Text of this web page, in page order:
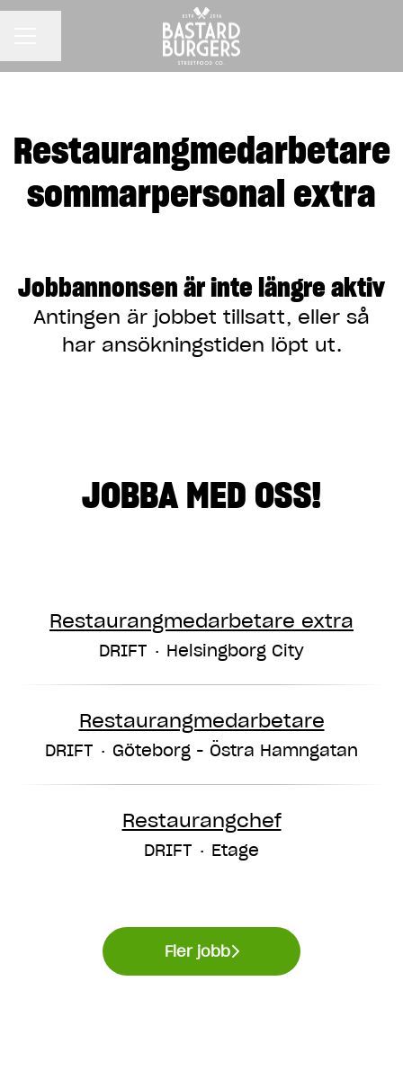
Restaurangmedarbetare
sommarpersonal extra
Jobbannonsen är inte längre aktiv
Antingen är jobbet tillsatt, eller så
har ansökningstiden löpt ut.
JOBBA MED OSS!
Restaurangmedarbetare extra
DRIFT · Helsingborg City
Restaurangmedarbetare
DRIFT · Göteborg - Östra Hamngatan
Restaurangchef
DRIFT · Etage
Fler jobb